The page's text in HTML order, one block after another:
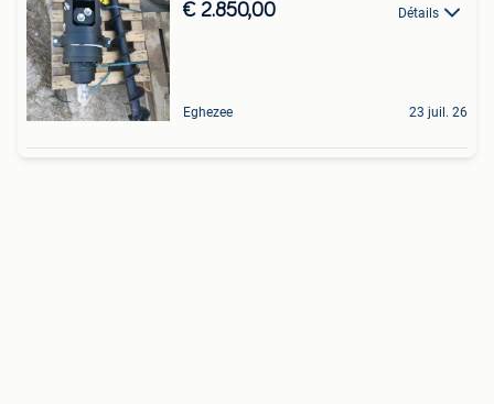
€ 2.850,00 Détails
Eghezee 23 juil. 26